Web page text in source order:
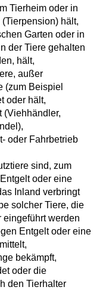
Tierheim oder in
hält,
Garten oder in
der Tiere gehalten
hält,
außer
(zum Beispiel
oder hält,
(Viehhändler,
oder Fahrbetrieb
sind, zum
oder eine
Inland verbringt
solcher Tiere, die
eingeführt werden
Entgelt oder eine
bekämpft,
oder die
den Tierhalter